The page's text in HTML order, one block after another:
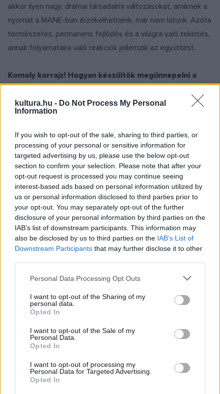
kultura.hu - Do Not Process My Personal
Information
If you wish to opt-out of the sale, sharing to third parties, or
processing of your personal or sensitive information for
targeted advertising by us, please use the below opt-out
section to confirm your selection. Please note that after your
opt-out request is processed you may continue seeing
interest-based ads based on personal information utilized by
us or personal information disclosed to third parties prior to
your opt-out. You may separately opt-out of the further
disclosure of your personal information by third parties on the
IAB’s list of downstream participants. This information may
also be disclosed by us to third parties on the IAB’s List of
Downstream Participants that may further disclose it to other
Please note that this website/app uses one or more Google
not limited to your visit or usage behaviour. You may click to
grant or deny consent to Google and its third-party tags to
use your data for below specified purposes in below Google
consent section.
Personal Data Processing Opt Outs
I want to opt-out of the Sharing of my
personal data.
Opted In
I want to opt-out of the Sale of my
Personal Data.
Opted In
I want to opt-out of processing my
Personal Data for Targeted Advertising.
Opted In
akkor ilyen nagy, drámai társadalmi változásokat, amiknek a
nyomát a MANE-ban érzékelhetnénk, már nem látunk. Azóta
természetes, permanens fejlődés és a világra való tekintés,
annak folyamataira való reakciók jellemzik az együttest.
Komoly korrajz! Hogyan készültök megünnepelni a
Az identitásomnak három forrása van: a hagyomány, a
színpadi tánc története és az együttesem múltja. Ha az
ember komolyan veszi, hogy nem létezhet a múlt nélkül –
megismételni ugyan nem akarja, de mint bázisra
támaszkodik rá –, akkor természetes, hogy az ünnepi évad
során mind a három fontos kiindulási pontra kitérünk.
Azonkívül, hogy tisztelgünk a régmúlt előtt, elsősorban a
közelmúltunkra koncentrálunk. Vidékre megyünk, a saját
színházunkban, a Müpában, a Nemzeti Táncszínházban,
továbbá Kárpátaljától Erdélyig még számtalan helyen
fellépünk: igyekszünk mindenhova eljutni.